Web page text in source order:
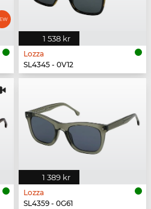
1 538 kr
Lozza
SL4345 - 0V12
1 389 kr
Lozza
SL4359 - 0G61